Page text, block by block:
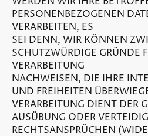
PERSONENBEZOGENEN
VERARBEITEN, ES
SEI DENN, WIR KÖNNEN
SCHUTZWÜRDIGE GRÜNDE
VERARBEITUNG
NACHWEISEN, DIE IHRE
UND FREIHEITEN
VERARBEITUNG DIENT DER
AUSÜBUNG ODER
RECHTSANSPRÜCHEN